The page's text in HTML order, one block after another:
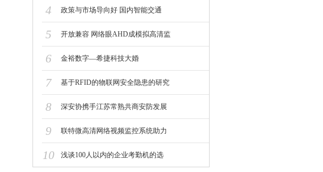
4 政策与市场导向好 国内智能交通
5 开放兼容 网络眼AHD成模拟高清监
6 金裕数字—希捷科技大婚
7 基于RFID的物联网安全隐患的研究
8 深安协携手江苏常熟共商安防发展
9 联特微高清网络视频监控系统助力
10 浅谈100人以内的企业考勤机的选